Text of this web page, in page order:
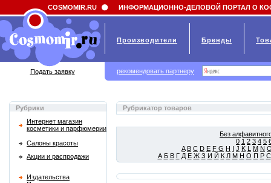
Field 'news_title' doesn't have a default value
Рубрики
Интернет магазин
косметики и парфюмерии
Салоны красоты
Акции и распродажи
Издательства
Рубрикатор товаров
Без
0 1 2 3 4 5
A B C D E F G H I J K L M N
А Б В Г Д Е Ж З И Й К Л М Н О П Р С
COSMOMIR.RU ИНФОРМАЦИОННО-ДЕЛОВОЙ ПОРТАЛ О
Производители Бренды
Подать заявку рекомендовать партнеру